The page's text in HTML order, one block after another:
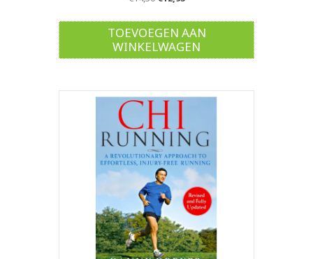
was:
€14,50.
is:
€12,95.
TOEVOEGEN AAN
WINKELWAGEN